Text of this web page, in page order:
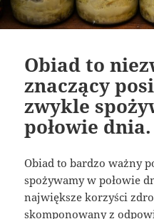
Obiad to
znaczący
zwykle
połowie dnia.
Obiad to bardzo ważny
spożywamy w połowie
największe korzyści
skomponowany z